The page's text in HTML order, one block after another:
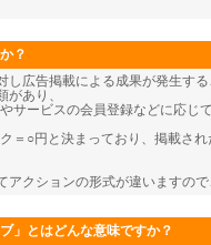
？
し広告掲載による成果が発生す
があり、
サービスの会員登録などに応
＝○円と決まっており、掲載さ
アクションの形式が違いますの
」とはどんな意味ですか？